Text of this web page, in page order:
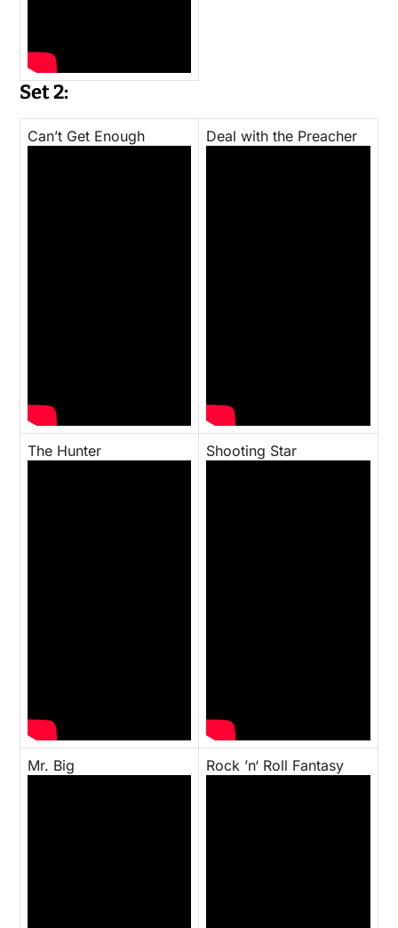
Set 2:
Can’t Get Enough Deal with the Preacher
The Hunter Shooting Star
Mr. Big Rock ’n‘ Roll Fantasy